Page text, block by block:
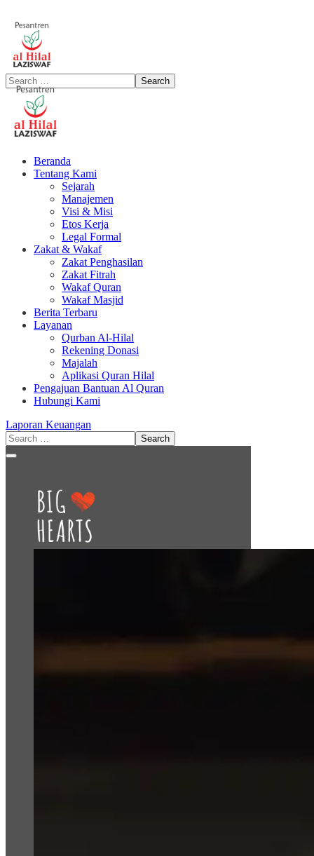
Beranda
Tentang Kami
Sejarah
Manajemen
Visi & Misi
Etos Kerja
Legal Formal
Zakat & Wakaf
Zakat Penghasilan
Zakat Fitrah
Wakaf Quran
Wakaf Masjid
Berita Terbaru
Layanan
Qurban Al-Hilal
Rekening Donasi
Majalah
Aplikasi Quran Hilal
Pengajuan Bantuan Al Quran
Hubungi Kami
Laporan Keuangan